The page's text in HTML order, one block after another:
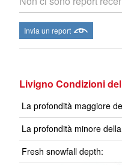
Invia un report
Livigno Condizioni
La profondità maggiore
La profondità minore
Fresh snowfall depth: